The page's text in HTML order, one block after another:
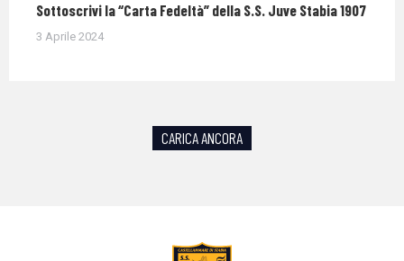
Sottoscrivi la “Carta Fedeltà” della S.S. Juve Stabia 1907
3 Aprile 2024
CARICA ANCORA